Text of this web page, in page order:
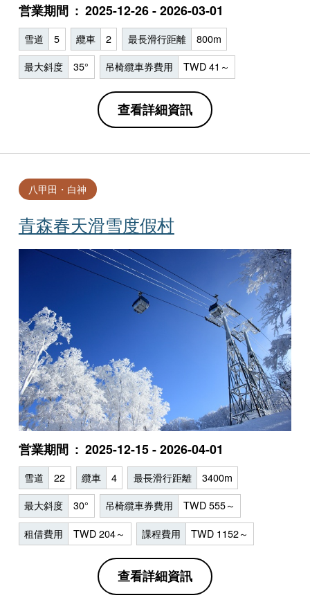
営業期間 2025-12-26 - 2026-03-01
雪道 5 纜車 2 最長滑行距離 800m
最大斜度 35° 吊椅纜車券費用 TWD 41～
查看詳細資訊
青森春天滑雪度假村
八甲田・白神
営業期間 2025-12-15 - 2026-04-01
雪道 22 纜車 4 最長滑行距離 3400m
最大斜度 30° 吊椅纜車券費用 TWD 555～
租借費用 TWD 204～ 課程費用 TWD 1152～
查看詳細資訊